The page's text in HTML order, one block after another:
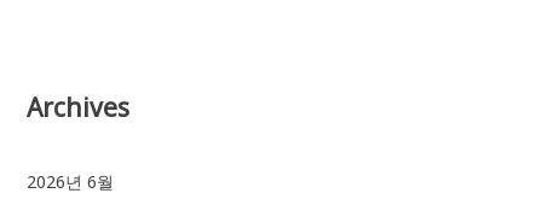
Archives
2026년 6월